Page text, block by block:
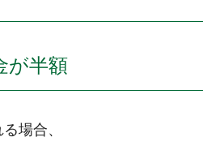
が半額
場合、